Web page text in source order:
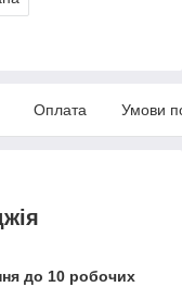
Оплата Умови
до 10 робочих